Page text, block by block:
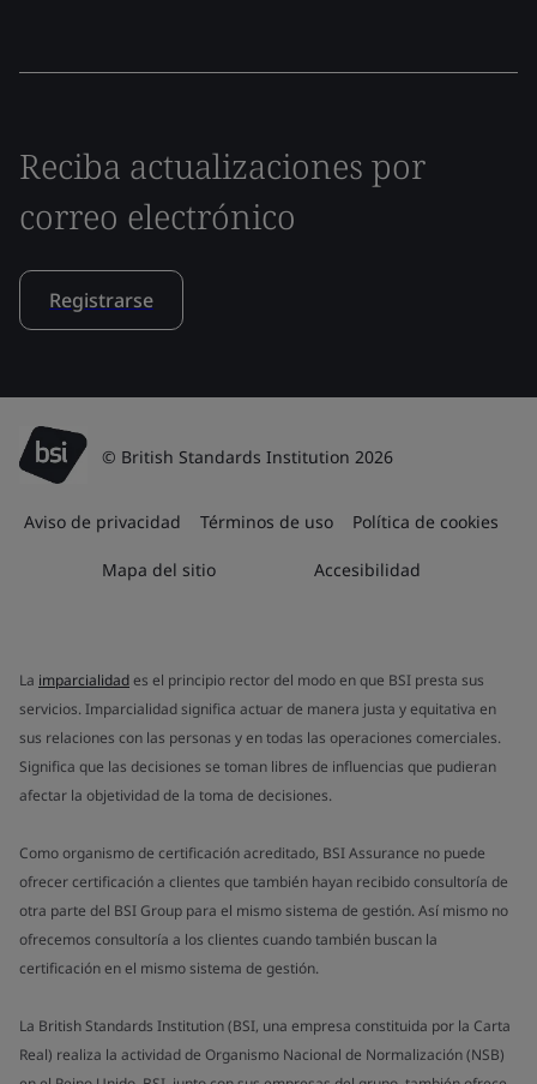
Reciba actualizaciones por
correo electrónico
Registrarse
© British Standards Institution 2026
Aviso de privacidad Términos de uso Política de cookies
Mapa del sitio Accesibilidad
La imparcialidades el principio rector del modo en que BSI presta sus
servicios. Imparcialidad significa actuar de manera justa y equitativa en
sus relaciones con las personas y en todas las operaciones comerciales.
Significa que las decisiones se toman libres de influencias que pudieran
afectar la objetividad de la toma de decisiones.
Como organismo de certificación acreditado, BSI Assurance no puede
ofrecer certificación a clientes que también hayan recibido consultoría de
otra parte del BSI Group para el mismo sistema de gestión. Así mismo no
ofrecemos consultoría a los clientes cuando también buscan la
certificación en el mismo sistema de gestión.
La British Standards Institution (BSI, una empresa constituida por la Carta
Real) realiza la actividad de Organismo Nacional de Normalización (NSB)